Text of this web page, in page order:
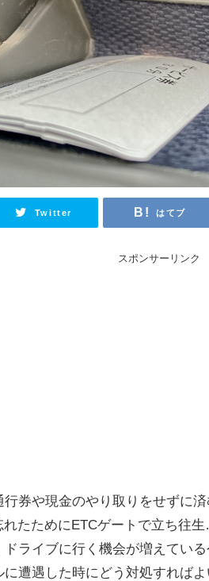
Twitter はてブ
スポンサーリンク
券や現金のやり取りをせずに
れたためにETCゲートで立ち往
ドライブに行く機会が増えてい
に遭遇した時にどう対処すれば